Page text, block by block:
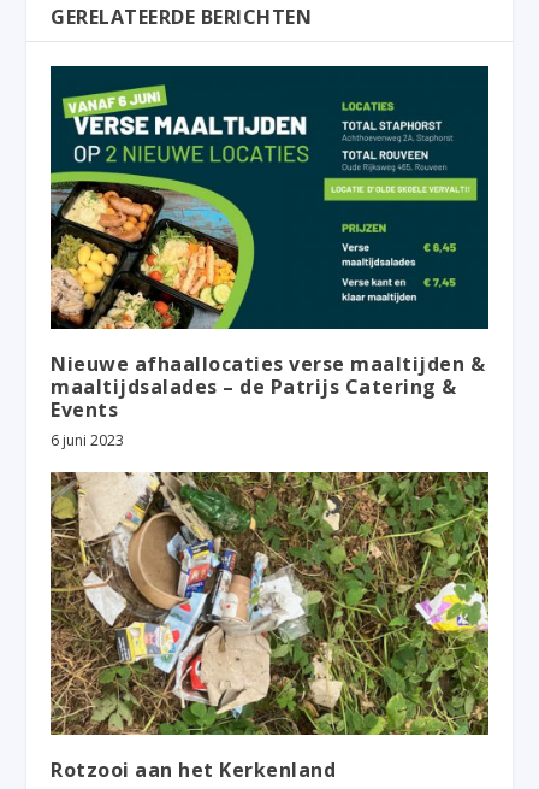
GERELATEERDE BERICHTEN
Nieuwe afhaallocaties verse maaltijden &
maaltijdsalades – de Patrijs Catering &
Events
6 juni 2023
Rotzooi aan het Kerkenland